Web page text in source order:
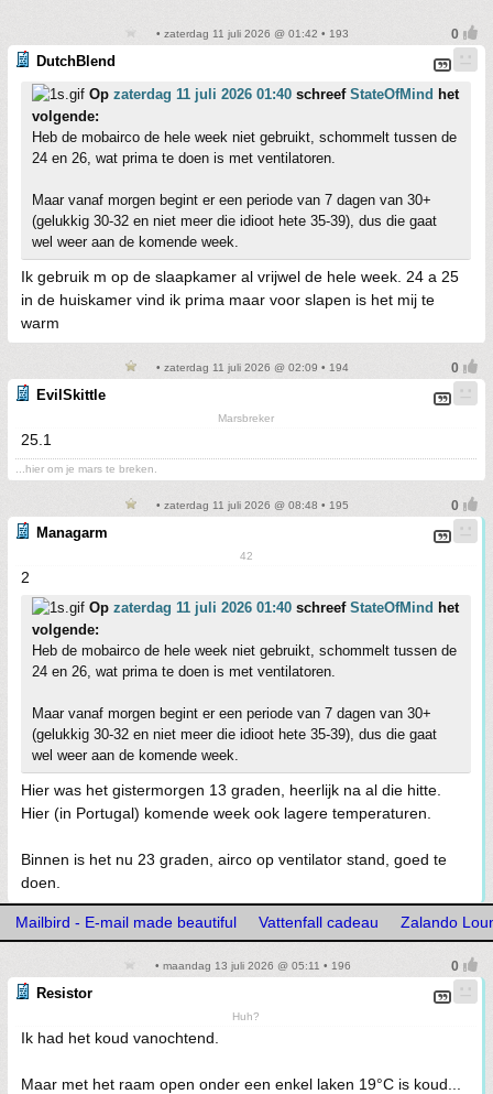
• zaterdag 11 juli 2026 @ 01:42 • 193
DutchBlend
Op zaterdag 11 juli 2026 01:40 schreef StateOfMind het
volgende:
Heb de mobairco de hele week niet gebruikt, schommelt tussen de
24 en 26, wat prima te doen is met ventilatoren.
Maar vanaf morgen begint er een periode van 7 dagen van 30+
(gelukkig 30-32 en niet meer die idioot hete 35-39), dus die gaat
wel weer aan de komende week.
Ik gebruik m op de slaapkamer al vrijwel de hele week. 24 a 25
in de huiskamer vind ik prima maar voor slapen is het mij te
warm
• zaterdag 11 juli 2026 @ 02:09 • 194
EvilSkittle
Marsbreker
25.1
...hier om je mars te breken.
• zaterdag 11 juli 2026 @ 08:48 • 195
Managarm
42
2
Op zaterdag 11 juli 2026 01:40 schreef StateOfMind het
volgende:
Heb de mobairco de hele week niet gebruikt, schommelt tussen de
24 en 26, wat prima te doen is met ventilatoren.
Maar vanaf morgen begint er een periode van 7 dagen van 30+
(gelukkig 30-32 en niet meer die idioot hete 35-39), dus die gaat
wel weer aan de komende week.
Hier was het gistermorgen 13 graden, heerlijk na al die hitte.
Hier (in Portugal) komende week ook lagere temperaturen.
Binnen is het nu 23 graden, airco op ventilator stand, goed te
doen.
Mailbird - E-mail made beautiful Vattenfall cadeau Zalando
• maandag 13 juli 2026 @ 05:11 • 196
Resistor
Huh?
Ik had het koud vanochtend.
Maar met het raam open onder een enkel laken 19°C is koud...